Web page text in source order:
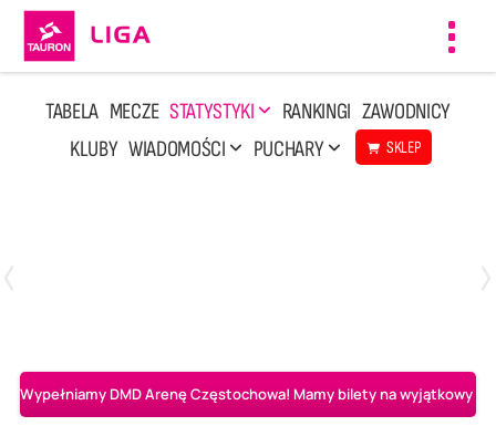
TABELA MECZE STATYSTYKI RANKINGI ZAWODNICY
KLUBY WIADOMOŚCI PUCHARY SKLEP
Wypełniamy DMD Arenę Częstochowa! Mamy bilety na wyjątkowy